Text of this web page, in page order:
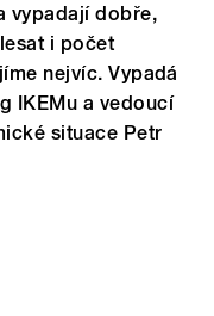
vypadají dobře,
i počet
nejvíc. Vypadá
IKEMu a vedoucí
situace Petr